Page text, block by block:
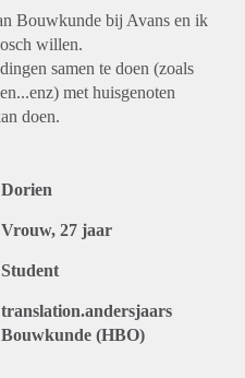
Bouwkunde bij Avans en ik
willen.
samen te doen (zoals
met huisgenoten
doen.
Dorien
Vrouw, 27 jaar
Student
translation.andersjaars
Bouwkunde (HBO)